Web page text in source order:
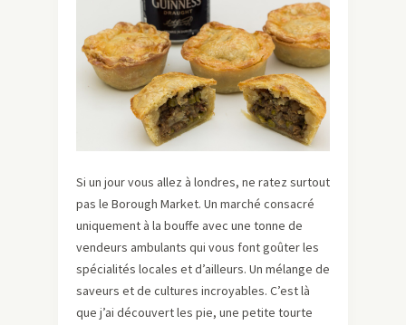
Si un jour vous allez à londres, ne ratez surtout
pas le Borough Market. Un marché consacré
uniquement à la bouffe avec une tonne de
vendeurs ambulants qui vous font goûter les
spécialités locales et d’ailleurs. Un mélange de
saveurs et de cultures incroyables. C’est là
que j’ai découvert les pie, une petite tourte